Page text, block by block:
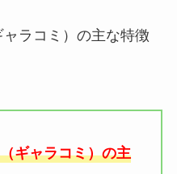
ラコミ）の主な特徴
ギャラコミ）の主